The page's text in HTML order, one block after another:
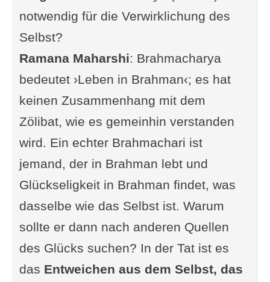
notwendig für die Verwirklichung des
Selbst?
Ramana Maharshi: Brahmacharya
bedeutet ›Leben in Brahman‹; es hat
keinen Zusammenhang mit dem
Zölibat, wie es gemeinhin verstanden
wird. Ein echter Brahmachari ist
jemand, der in Brahman lebt und
Glückseligkeit in Brahman findet, was
dasselbe wie das Selbst ist. Warum
sollte er dann nach anderen Quellen
des Glücks suchen? In der Tat ist es
das Entweichen aus dem Selbst, das